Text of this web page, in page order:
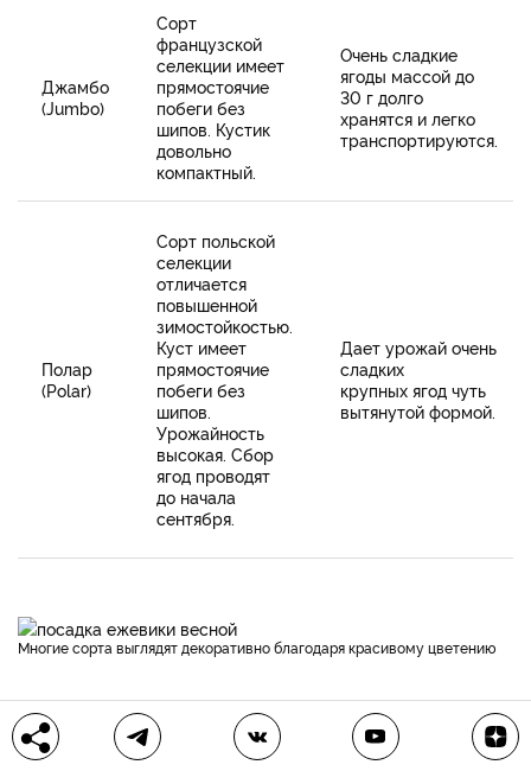
Джамбо
(Jumbo)
Сорт
французской
селекции имеет
прямостоячие
побеги без
шипов. Кустик
довольно
компактный.
Очень сладкие
ягоды массой до
30 г долго
хранятся и легко
транспортируются.
Полар
(Polar)
Сорт польской
селекции
отличается
повышенной
зимостойкостью.
Куст имеет
прямостоячие
побеги без
шипов.
Урожайность
высокая. Сбор
ягод проводят
до начала
сентября.
Дает урожай очень
сладких
крупных ягод чуть
вытянутой формой.
Многие сорта выглядят декоративно благодаря красивому цветению